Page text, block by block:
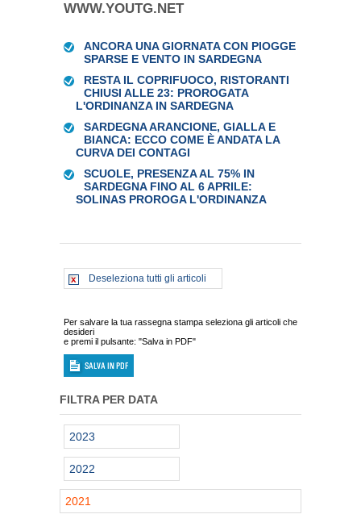
WWW.YOUTG.NET
ANCORA UNA GIORNATA CON PIOGGE
SPARSE E VENTO IN SARDEGNA
RESTA IL COPRIFUOCO, RISTORANTI
CHIUSI ALLE 23: PROROGATA
L'ORDINANZA IN SARDEGNA
SARDEGNA ARANCIONE, GIALLA E
BIANCA: ECCO COME È ANDATA LA
CURVA DEI CONTAGI
SCUOLE, PRESENZA AL 75% IN
SARDEGNA FINO AL 6 APRILE:
SOLINAS PROROGA L'ORDINANZA
Deseleziona tutti gli articoli
Per salvare la tua rassegna stampa seleziona gli articoli che
desideri
e premi il pulsante: "Salva in PDF"
FILTRA PER DATA
2023
2022
2021